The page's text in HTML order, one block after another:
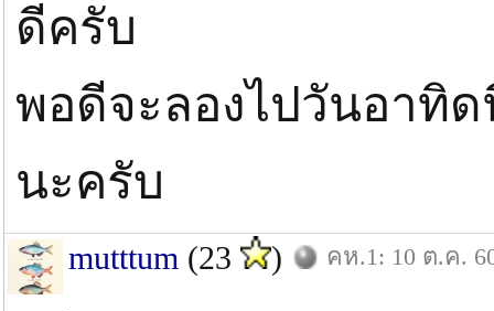
ดีครับ
พอดีจะลองไปวันอาทิ
นะครับ
mutttum (23 ) คห.1: 10 ต.ค.